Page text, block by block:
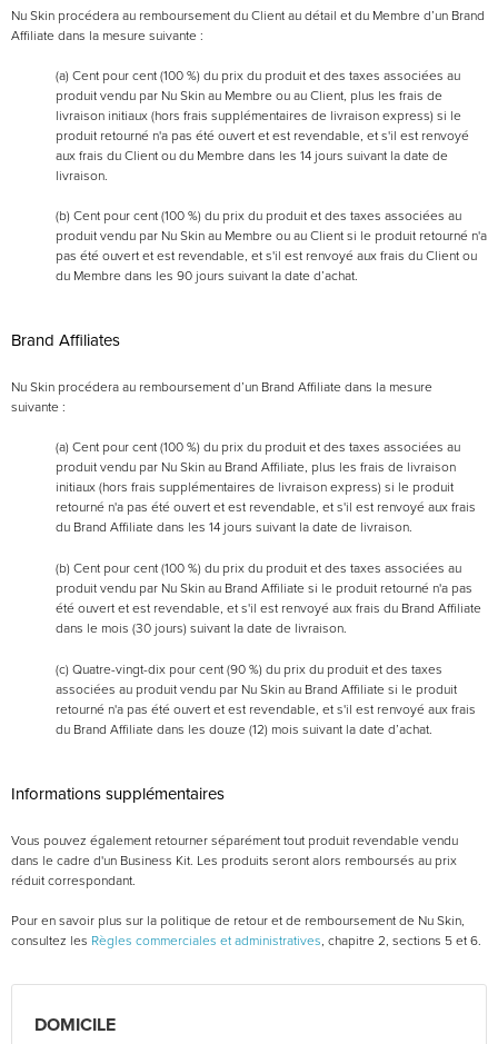
Nu Skin procédera au remboursement du Client au détail et du Membre d’un Brand
Affiliate dans la mesure suivante :
(a) Cent pour cent (100 %) du prix du produit et des taxes associées au
produit vendu par Nu Skin au Membre ou au Client, plus les frais de
livraison initiaux (hors frais supplémentaires de livraison express) si le
produit retourné n'a pas été ouvert et est revendable, et s'il est renvoyé
aux frais du Client ou du Membre dans les 14 jours suivant la date de
livraison.
(b) Cent pour cent (100 %) du prix du produit et des taxes associées au
produit vendu par Nu Skin au Membre ou au Client si le produit retourné n'a
pas été ouvert et est revendable, et s'il est renvoyé aux frais du Client ou
du Membre dans les 90 jours suivant la date d’achat.
Brand Affiliates
Nu Skin procédera au remboursement d’un Brand Affiliate dans la mesure
suivante :
(a) Cent pour cent (100 %) du prix du produit et des taxes associées au
produit vendu par Nu Skin au Brand Affiliate, plus les frais de livraison
initiaux (hors frais supplémentaires de livraison express) si le produit
retourné n'a pas été ouvert et est revendable, et s'il est renvoyé aux frais
du Brand Affiliate dans les 14 jours suivant la date de livraison.
(b) Cent pour cent (100 %) du prix du produit et des taxes associées au
produit vendu par Nu Skin au Brand Affiliate si le produit retourné n'a pas
été ouvert et est revendable, et s'il est renvoyé aux frais du Brand Affiliate
dans le mois (30 jours) suivant la date de livraison.
(c) Quatre-vingt-dix pour cent (90 %) du prix du produit et des taxes
associées au produit vendu par Nu Skin au Brand Affiliate si le produit
retourné n'a pas été ouvert et est revendable, et s'il est renvoyé aux frais
du Brand Affiliate dans les douze (12) mois suivant la date d’achat.
Informations supplémentaires
Vous pouvez également retourner séparément tout produit revendable vendu
dans le cadre d'un Business Kit. Les produits seront alors remboursés au prix
réduit correspondant.
Pour en savoir plus sur la politique de retour et de remboursement de Nu Skin,
consultez les Règles commerciales et administratives, chapitre 2, sections 5 et 6.
DOMICILE